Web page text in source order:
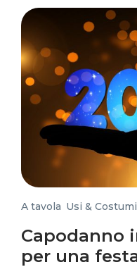
A tavola Usi & Costumi
Capodanno
per una